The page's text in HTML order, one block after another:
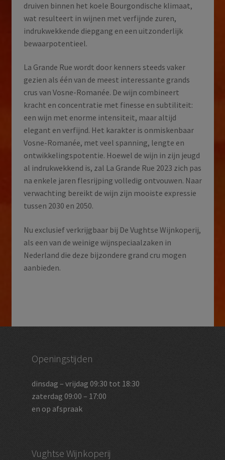
druiven binnen het koele Bourgondische klimaat,
wat resulteert in wijnen met verfijnde zuren,
indrukwekkende diepgang en een uitzonderlijk
bewaarpotentieel.
La Grande Rue wordt door kenners steeds vaker
gezien als één van de meest interessante grands
crus van Vosne-Romanée. De wijn combineert
kracht en concentratie met finesse en subtiliteit:
een wijn met enorme intensiteit, maar altijd
elegant en verfijnd. Het karakter is onmiskenbaar
Vosne-Romanée, met veel spanning, lengte en
ontwikkelingspotentie. Hoewel de wijn in zijn jeugd
al indrukwekkend is, zal La Grande Rue 2023 zich pas
na enkele jaren flesrijping volledig ontvouwen. Naar
verwachting bereikt de wijn zijn mooiste expressie
tussen 2030 en 2050.
Nu exclusief verkrijgbaar bij De Vughtse Wijnkoperij,
als een van de weinige wijnspeciaalzaken in
Nederland die deze bijzondere grand cru mogen
aanbieden.
Openingstijden
dinsdag – vrijdag 09:30 tot 18:30
zaterdag 09:00 – 17:00
en op afspraak
Vughtse Wijnkoperij